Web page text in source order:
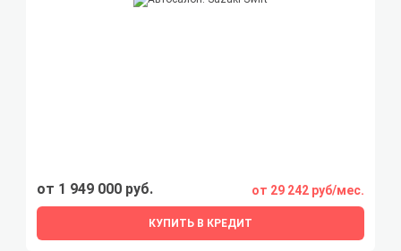
от 1 949 000 руб. от 29 242 руб/мес.
КУПИТЬ В КРЕДИТ